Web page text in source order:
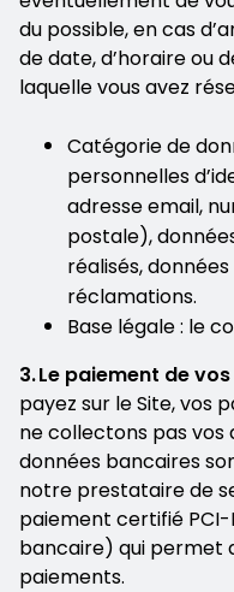
du possible, en cas
de date, d’horaire ou
laquelle vous avez
Catégorie de
personnelles
adresse email,
postale),
réalisés,
réclamations.
Base légale : le
3. Le paiement de
payez sur le Site, vos
ne collectons pas vos
données bancaires
notre prestataire de
paiement certifié
bancaire) qui permet
paiements.